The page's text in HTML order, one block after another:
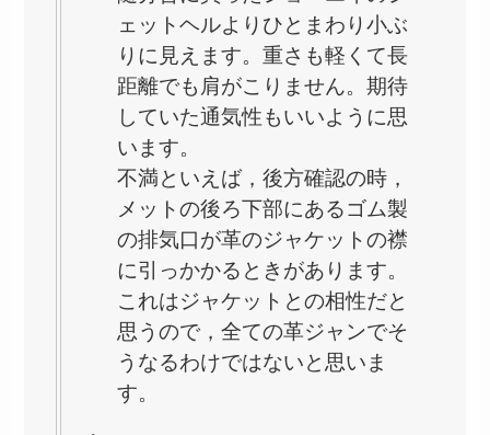
ェットヘルよりひとまわり小ぶ
りに見えます。重さも軽くて長
距離でも肩がこりません。期待
していた通気性もいいように思
います。
不満といえば，後方確認の時，
メットの後ろ下部にあるゴム製
の排気口が革のジャケットの襟
に引っかかるときがあります。
これはジャケットとの相性だと
思うので，全ての革ジャンでそ
うなるわけではないと思いま
す。